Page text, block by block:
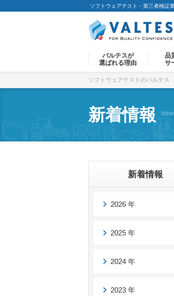
ソフトウェアテスト・第三者検証
バルテスが
選ばれる理由
品
サ
ソフトウェアテストのバルテス
新着情報
新着情報
2026 年
2025 年
2024 年
2023 年